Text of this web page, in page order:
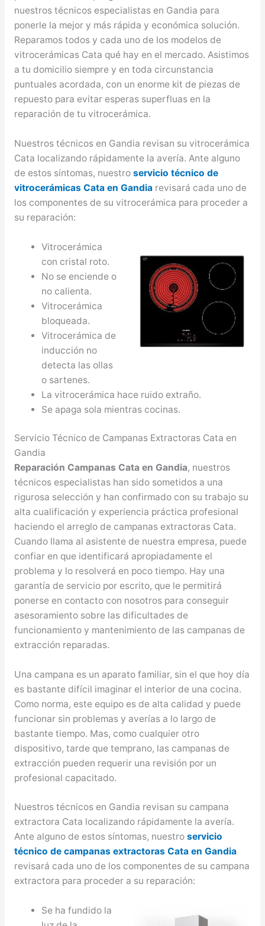
nuestros técnicos especialistas en Gandia para
ponerle la mejor y más rápida y económica solución.
Reparamos todos y cada uno de los modelos de
vitrocerámicas Cata qué hay en el mercado. Asistimos
a tu domicilio siempre y en toda circunstancia
puntuales acordada, con un enorme kit de piezas de
repuesto para evitar esperas superfluas en la
reparación de tu vitrocerámica.
Nuestros técnicos en Gandia revisan su vitrocerámica
Cata localizando rápidamente la avería. Ante alguno
de estos síntomas, nuestro servicio técnico de
vitrocerámicas Cata en Gandiarevisará cada uno de
los componentes de su vitrocerámica para proceder a
su reparación:
Vitrocerámica
con cristal roto.
No se enciende o
no calienta.
Vitrocerámica
bloqueada.
Vitrocerámica de
inducción no
detecta las ollas
o sartenes.
La vitrocerámica hace ruido extraño.
Se apaga sola mientras cocinas.
Servicio Técnico de Campanas Extractoras Cata en
Gandia
Reparación Campanas Cata en Gandia, nuestros
técnicos especialistas han sido sometidos a una
rigurosa selección y han confirmado con su trabajo su
alta cualificación y experiencia práctica profesional
haciendo el arreglo de campanas extractoras Cata.
Cuando llama al asistente de nuestra empresa, puede
confiar en que identificará apropiadamente el
problema y lo resolverá en poco tiempo. Hay una
garantía de servicio por escrito, que le permitirá
ponerse en contacto con nosotros para conseguir
asesoramiento sobre las dificultades de
funcionamiento y mantenimiento de las campanas de
extracción reparadas.
Una campana es un aparato familiar, sin el que hoy día
es bastante difícil imaginar el interior de una cocina.
Como norma, este equipo es de alta calidad y puede
funcionar sin problemas y averías a lo largo de
bastante tiempo. Mas, como cualquier otro
dispositivo, tarde que temprano, las campanas de
extracción pueden requerir una revisión por un
profesional capacitado.
Nuestros técnicos en Gandia revisan su campana
extractora Cata localizando rápidamente la avería.
Ante alguno de estos síntomas, nuestro servicio
técnico de campanas extractoras Cata en Gandia
revisará cada uno de los componentes de su campana
extractora para proceder a su reparación:
Se ha fundido la